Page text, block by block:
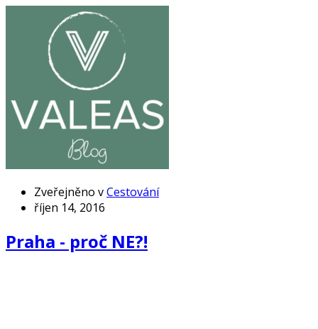
Zveřejněno vCestování
říjen 14, 2016
Praha - proč NE?!